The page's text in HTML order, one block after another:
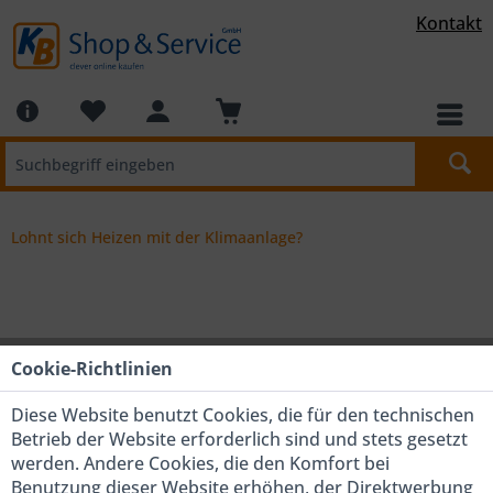
Kontakt
Lohnt sich Heizen mit der Klimaanlage?
Lohnt sich Heizen mit der
Klimaanlage?
Alles, was Sie zum alternativen Heizen
Cookie-Richtlinien
Diese Website benutzt Cookies, die für den technischen
Betrieb der Website erforderlich sind und stets gesetzt
werden. Andere Cookies, die den Komfort bei
Benutzung dieser Website erhöhen, der Direktwerbung